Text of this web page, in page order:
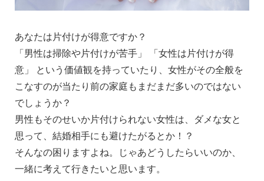
あなたは片付けが得意ですか？
「男性は掃除や片付けが苦手」 「女性は片付けが得
意」 という価値観を持っていたり、女性がその全般を
こなすのが当たり前の家庭もまだまだ多いのではない
でしょうか？
男性もそのせいか片付けられない女性は、ダメな女と
思って、結婚相手にも避けたがるとか！？
そんなの困りますよね。じゃあどうしたらいいのか、
一緒に考えて行きたいと思います。